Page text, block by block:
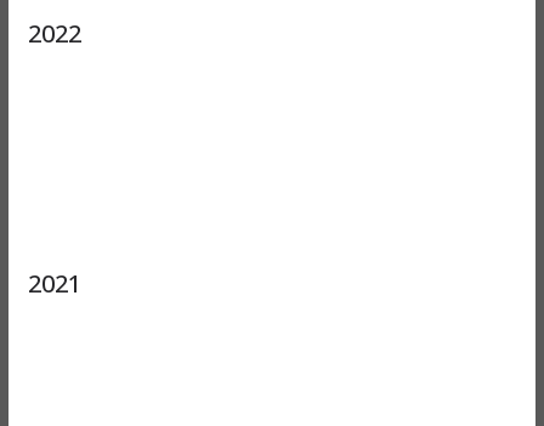
2022
2021